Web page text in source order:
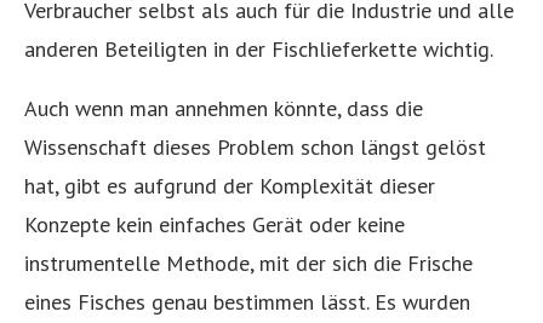
Verbraucher selbst als auch für die Industrie und alle
anderen Beteiligten in der Fischlieferkette wichtig.
Auch wenn man annehmen könnte, dass die
Wissenschaft dieses Problem schon längst gelöst
hat, gibt es aufgrund der Komplexität dieser
Konzepte kein einfaches Gerät oder keine
instrumentelle Methode, mit der sich die Frische
eines Fisches genau bestimmen lässt. Es wurden